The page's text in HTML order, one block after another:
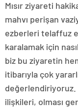
Mısır ziyareti
mahvı perişan
ezberleri telaffuz
karalamak için
biz bu ziyaretin
itibarıyla çok
değerlendiriyoruz.
ilişkileri, olması